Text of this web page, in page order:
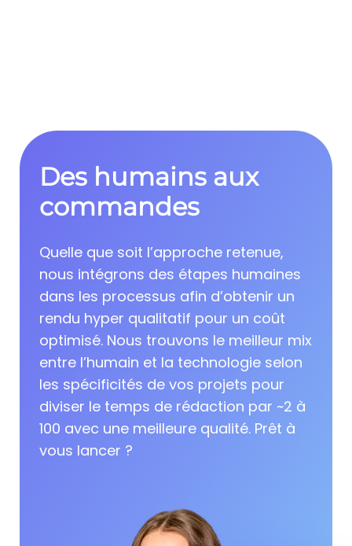
Des humains aux
commandes
Quelle que soit l’approche retenue,
nous intégrons des étapes humaines
dans les processus afin d’obtenir un
rendu hyper qualitatif pour un coût
optimisé. Nous trouvons le meilleur mix
entre l’humain et la technologie selon
les spécificités de vos projets pour
diviser le temps de rédaction par ~2 à
100 avec une meilleure qualité. Prêt à
vous lancer ?